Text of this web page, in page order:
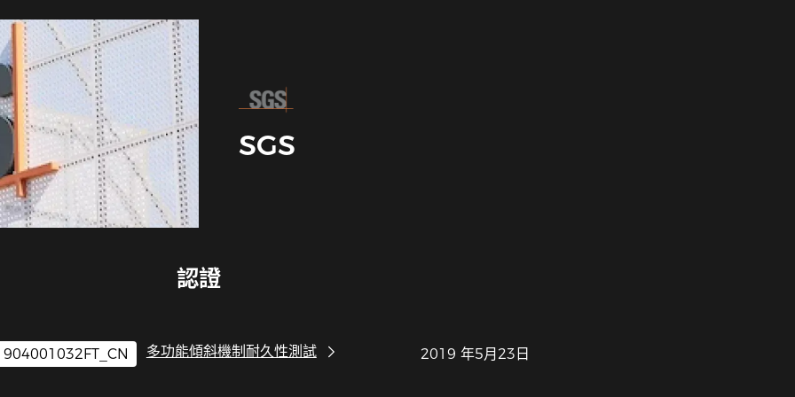
SGS
認證
多功能傾斜機制耐久性測試 2019 年5月23日